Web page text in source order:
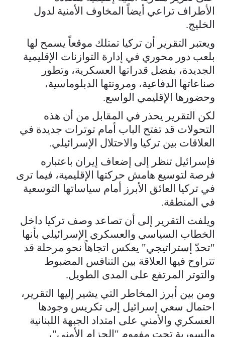
الأطراف تراعي أيضاً المخاوف الأمنية لدول
الخليج.
ويعتبر التقرير أن تركيا تمتلك موقعاً يسمح لها
بلعب دور محوري في إدارة التوازنات الإقليمية
الجديدة، بفضل قدراتها العسكرية، وتطور
صناعاتها الدفاعية، ومرونتها الدبلوماسية،
وحضورها الإقليمي الواسع.
لكن التقرير يحذر في المقابل من أن هذه
التحولات قد تفتح الباب أمام توترات جديدة في
العلاقات بين تركيا والاحتلال الإسرائيلي.
فإسرائيل تنظر إلى إضعاف إيران باعتباره
فرصة لتوسيع هامش حركتها الإقليمية، فيما ترى
في تركيا العائق الأبرز أمام سياساتها التوسعية
في المنطقة.
ويلفت التقرير إلى أن تصاعد وصف تركيا داخل
الخطاب السياسي والعسكري الإسرائيلي بأنها
"تحدّ إستراتيجي" يعكس اتجاهاً نحو مرحلة قد
تتراوح فيها العلاقة بين التنافس المضبوط
والتوتر المرتفع على المدى الطويل.
ومن بين أبرز المخاطر التي يشير إليها التقرير،
احتمال سعي إسرائيل إلى تكريس وجودها
العسكري والأمني على امتداد الجبهة اللبنانية
والسورية تحت مفهوم "الحزام الأمني"،